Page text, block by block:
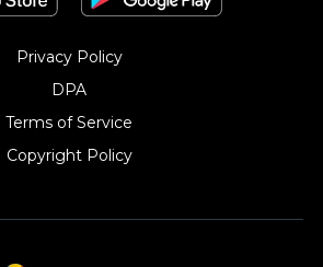
Privacy Policy
DPA
Terms of Service
Copyright Policy‎